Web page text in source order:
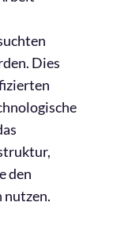
Dies
den
nutzen.